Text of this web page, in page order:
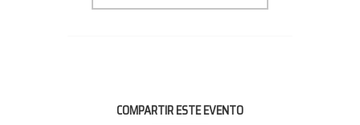
COMPARTIR ESTE EVENTO